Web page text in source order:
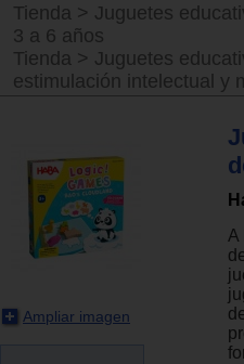
Tienda > Juguetes
3 a 6 años
Tienda > Juguetes
estimulación intelectual y
Ampliar imagen
A